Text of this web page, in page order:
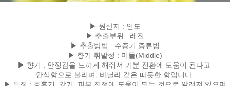
▶ 원산지 : 인도
▶ 추출부위 : 레진
▶ 추출방법 : 수증기 증류법
▶ 향기 휘발성 : 미들(Middle)
▶ 향기 : 안정감을 느끼게 해줘서 기분 전환에 도움이 된다고
안식향으로 불리며, 바닐라 같은 따듯한 향입니다.
▶ 특징 : 호흡기, 감기, 피부 진정에 도움이 되는 것으로 알려져 있으며